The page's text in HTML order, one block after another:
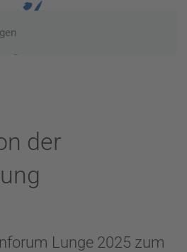
der
Lunge 2025 zum